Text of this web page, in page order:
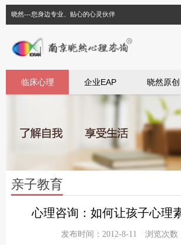
晓然---您身边专业、贴心的心灵伙伴
临床心理 企业EAP 晓然原创
亲子教育
心理咨询：如何让孩子心理
发布时间：2012-8-11 浏览次数